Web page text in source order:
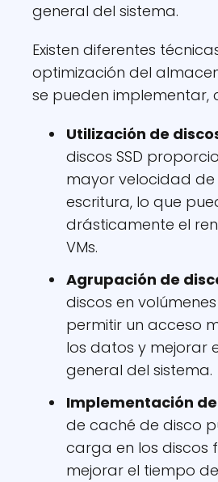
general del sistema.
Existen diferentes
optimización del
se pueden implementar,
Utilización de
discos SSD
mayor velocidad
escritura, lo que
drásticamente el
VMs.
Agrupación de
discos en
permitir un acceso
los datos y mejorar
general del sistema.
Implementación
de caché de disco
carga en los discos
mejorar el tiempo